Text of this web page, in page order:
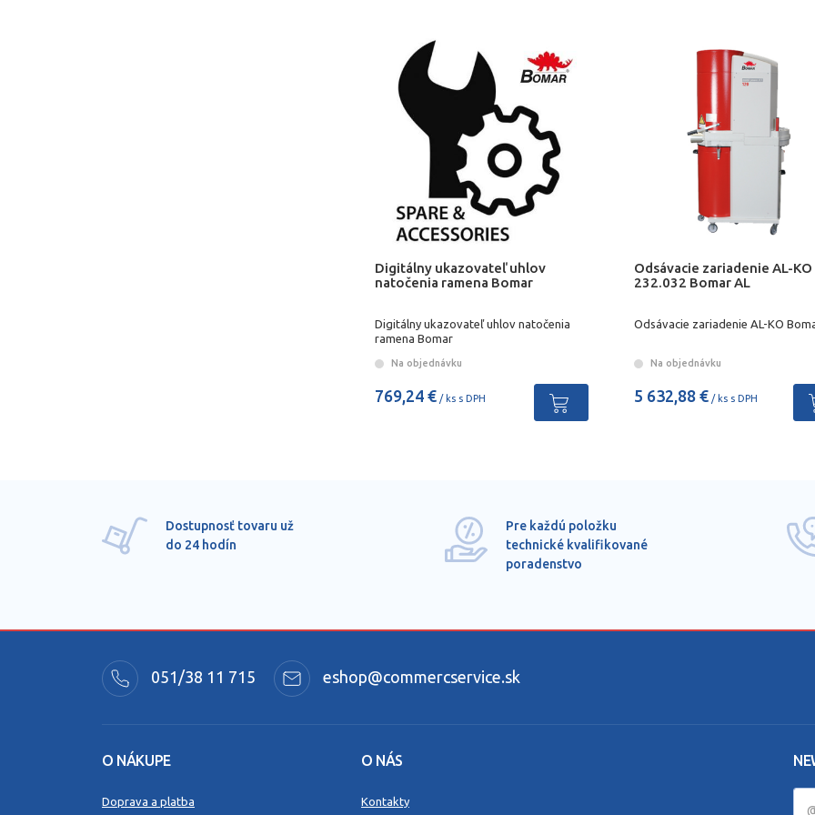
Digitálny ukazovateľ uhlov
natočenia ramena Bomar
Digitálny ukazovateľ uhlov natočenia
ramena Bomar
Na objednávku
769,24 € / ks s DPH
Odsávacie zariadenie AL-KO
232.032 Bomar AL
Odsávacie zariadenie AL-KO
Na objednávku
5 632,88 €/ ks s DPH
Dostupnosť tovaru už
do 24 hodín
Pre každú položku
technické kvalifikované
poradenstvo
051/38 11 715 eshop@commercservice.sk
O NÁKUPE
Doprava a platba
O NÁS
Kontakty